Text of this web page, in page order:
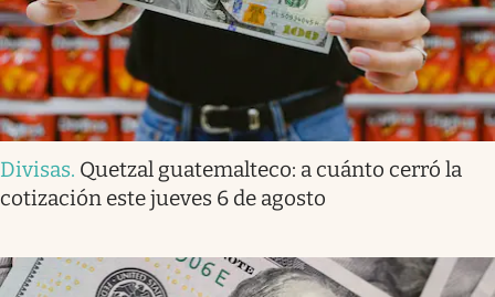
Divisas. Quetzal guatemalteco: a cuánto cerró la
cotización este jueves 6 de agosto